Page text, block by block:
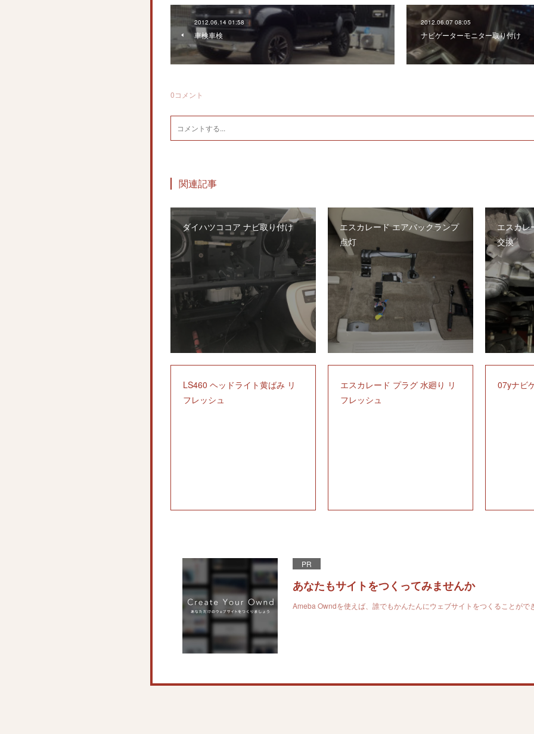
2012.06.14 01:58
車検車検
2012.06.07 08:05
ナビゲーターモニター取り付け
0コメント
関連記事
ダイハツココア ナビ取り付け
エスカレード エアバックランプ
点灯
エスカレ
交換
LS460 ヘッドライト黄ばみ リ
フレッシュ
エスカレード プラグ 水廻り リ
フレッシュ
07yナビ
PR
あなたもサイトをつくってみませんか
Ameba Owndを使えば、誰でもかんたんにウェブサイトをつくることがで